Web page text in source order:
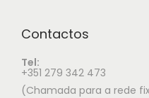
Contactos
Tel:
+351 279 342 473
(Chamada para a rede